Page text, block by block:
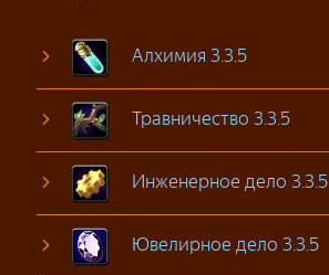
Алхимия 3.3.5
Травничество 3.3.5
Инженерное дело 3.3.5
Ювелирное дело 3.3.5